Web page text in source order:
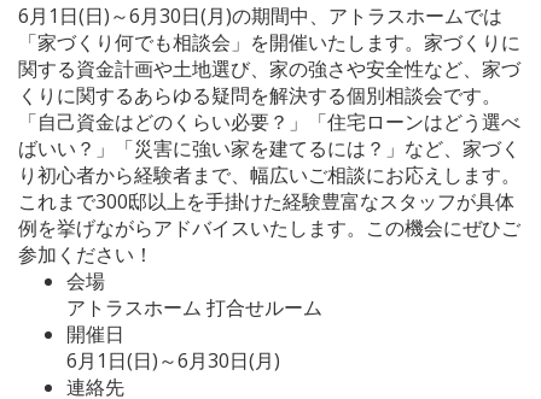
6月1日(日)～6月30日(月)の期間中、アトラスホームでは
「家づくり何でも相談会」を開催いたします。家づくりに
関する資金計画や土地選び、家の強さや安全性など、家づ
くりに関するあらゆる疑問を解決する個別相談会です。
「自己資金はどのくらい必要？」「住宅ローンはどう選べ
ばいい？」「災害に強い家を建てるには？」など、家づく
り初心者から経験者まで、幅広いご相談にお応えします。
これまで300邸以上を手掛けた経験豊富なスタッフが具体
例を挙げながらアドバイスいたします。この機会にぜひご
参加ください！
会場
アトラスホーム 打合せルーム
開催日
6月1日(日)～6月30日(月)
連絡先